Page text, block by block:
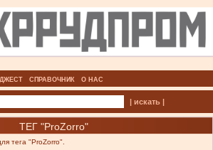
СПРАВОЧНИК О НАС
| искать |
ТЕГ "ProZorro"
тега "ProZorro".